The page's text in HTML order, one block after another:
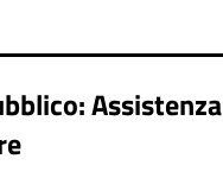
Assistenza